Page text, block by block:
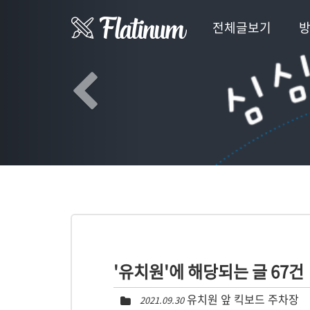
전체글보기
'유치원'에 해당되는 글 67건
2021.09.30 유치원 앞 킥보드 주차장